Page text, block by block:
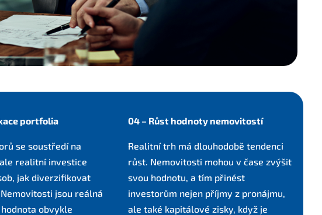
portfolia
se soustředí na
realitní investice
jak diverzifikovat
jsou reálná
obvykle
04 – Růst hodnoty nemovitostí
Realitní trh má dlouhodobě tendenci
růst. Nemovitosti mohou v čase zvýšit
svou hodnotu, a tím přinést
investorům nejen příjmy z pronájmu,
ale také kapitálové zisky, když je